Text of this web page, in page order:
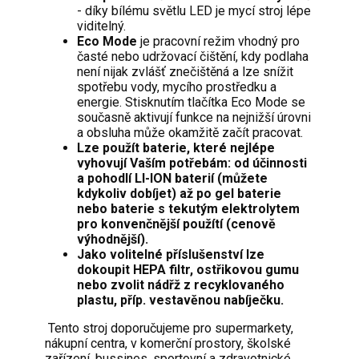
- díky bílému světlu LED je mycí stroj lépe
viditelný.
Eco Mode je pracovní režim vhodný pro
časté nebo udržovací čištění, kdy podlaha
není nijak zvlášť znečištěná a lze snížit
spotřebu vody, mycího prostředku a
energie. Stisknutím tlačítka Eco Mode se
současně aktivují funkce na nejnižší úrovni
a obsluha může okamžitě začít pracovat.
Lze použít baterie, které nejlépe
vyhovují Vaším potřebám: od účinnosti
a pohodlí LI-ION baterií (můžete
kdykoliv dobíjet) až po gel baterie
nebo baterie s tekutým elektrolytem
pro konvenčnější použítí (cenově
výhodnější).
Jako volitelné příslušenství lze
dokoupit HEPA filtr, ostřikovou gumu
nebo zvolit nádřž z recyklovaného
plastu, příp. vestavěnou nabíječku.
Tento stroj doporučujeme pro supermarkety,
nákupní centra, v komerční prostory, školské